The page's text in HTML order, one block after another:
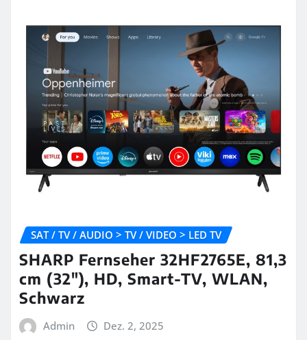
SAT / TV / AUDIO > TV / VIDEO > LED TV
SHARP Fernseher 32HF2765E, 81,3
cm (32″), HD, Smart-TV, WLAN,
Schwarz
Admin Dez. 2, 2025